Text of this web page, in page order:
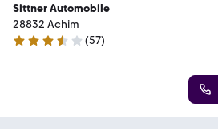
Sittner Automobile
28832 Achim
3.7 Sterne
(57)